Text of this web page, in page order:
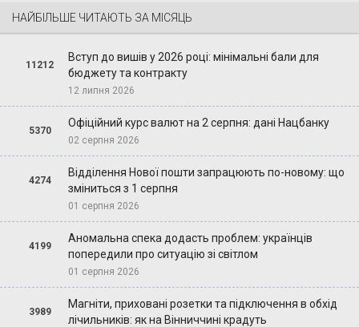
НАЙБІЛЬШЕ ЧИТАЮТЬ ЗА МІСЯЦЬ
11212
Вступ до вишів у 2026 році: мінімальні бали для
бюджету та контракту
12 липня 2026
5370
Офіційний курс валют на 2 серпня: дані Нацбанку
02 серпня 2026
4274
Відділення Нової пошти запрацюють по-новому: що
зміниться з 1 серпня
01 серпня 2026
4199
Аномальна спека додасть проблем: українців
попередили про ситуацію зі світлом
01 серпня 2026
3989
Магніти, приховані розетки та підключення в обхід
лічильників: як на Вінниччині крадуть